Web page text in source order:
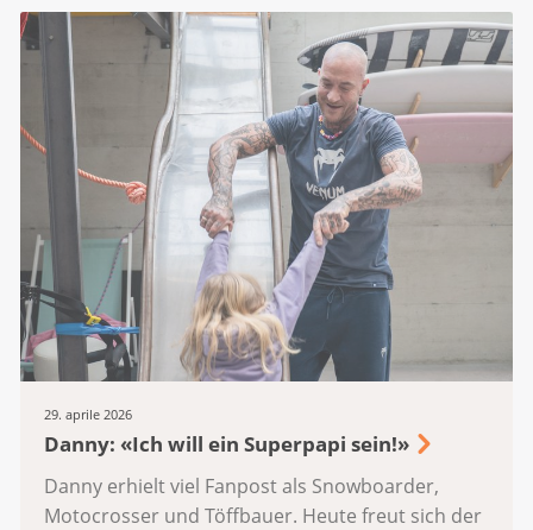
29. aprile 2026
Danny: «Ich will ein Superpapi sein!»
Danny erhielt viel Fanpost als Snowboarder,
Motocrosser und Töffbauer. Heute freut sich der